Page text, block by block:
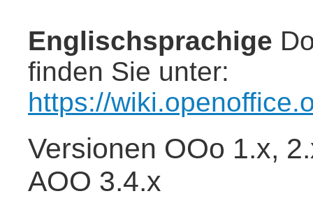
Englischsprachige
finden Sie unter:
https://
Versionen OOo 1.x,
AOO 3.4.x